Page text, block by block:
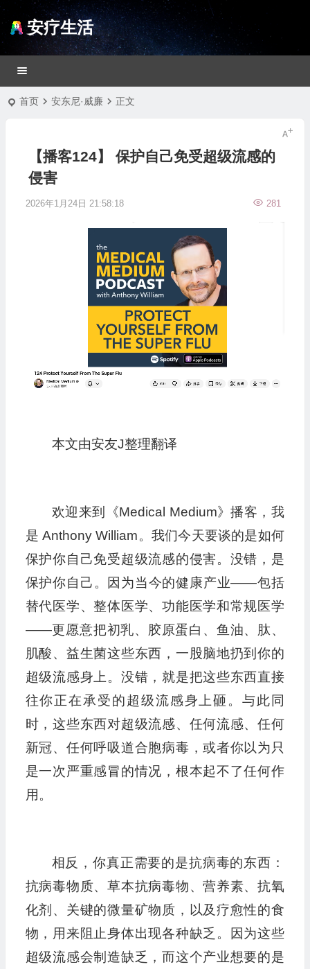
安疗生活
首页 安东尼·威廉 正文
【播客124】 保护自己免受超级流感的
侵害
2026年1月24日 21:58:18 281
本文由安友J整理翻译
欢迎来到《Medical Medium》播客，我
是 Anthony William。我们今天要谈的是如何
保护你自己免受超级流感的侵害。没错，是
保护你自己。因为当今的健康产业——包括
替代医学、整体医学、功能医学和常规医学
——更愿意把初乳、胶原蛋白、鱼油、肽、
肌酸、益生菌这些东西，一股脑地扔到你的
超级流感身上。没错，就是把这些东西直接
往你正在承受的超级流感身上砸。与此同
时，这些东西对超级流感、任何流感、任何
新冠、任何呼吸道合胞病毒，或者你以为只
是一次严重感冒的情况，根本起不了任何作
用。
相反，你真正需要的是抗病毒的东西：
抗病毒物质、草本抗病毒物、营养素、抗氧
化剂、关键的微量矿物质，以及疗愈性的食
物，用来阻止身体出现各种缺乏。因为这些
超级流感会制造缺乏，而这个产业想要的是